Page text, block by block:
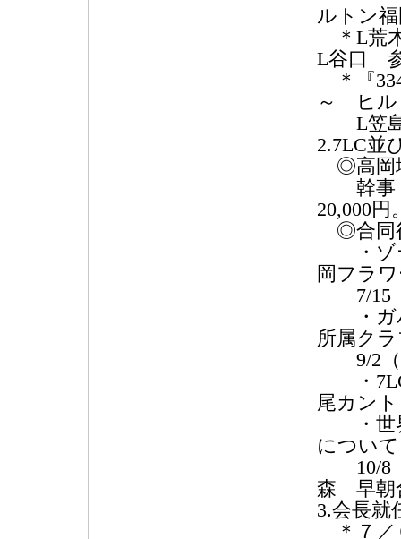
ルトン
＊L荒
L谷口
＊『
～ ヒル
L笠
2.7LC並
◎高岡
幹事
20,000円
◎合同
・ゾー
岡フラ
7/15（
・ガバ
所属ク
9/2（
・7LC
尾カン
・世界
について
10/8（
森 早朝
3.会長就
＊７／